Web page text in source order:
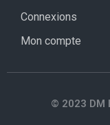
Connexions
Mon compte
© 2023 DM